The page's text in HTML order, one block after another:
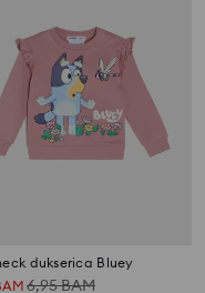
dukserica Bluey
6,95BAM